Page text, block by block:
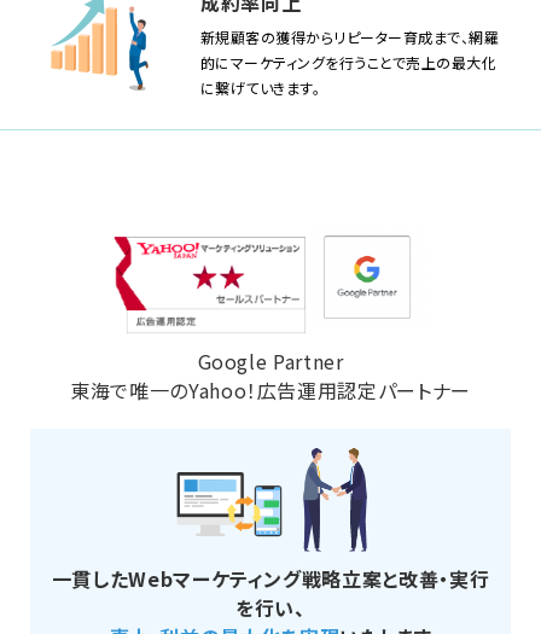
新規顧客の獲得からリピーター育成まで、網羅
的にマーケティングを行うことで売上の最大化
に繋げていきます。
Google Partner
東海で唯一のYahoo！広告運用認定パートナー
一貫したWebマーケティング戦略立案と改善・実行
を行い、